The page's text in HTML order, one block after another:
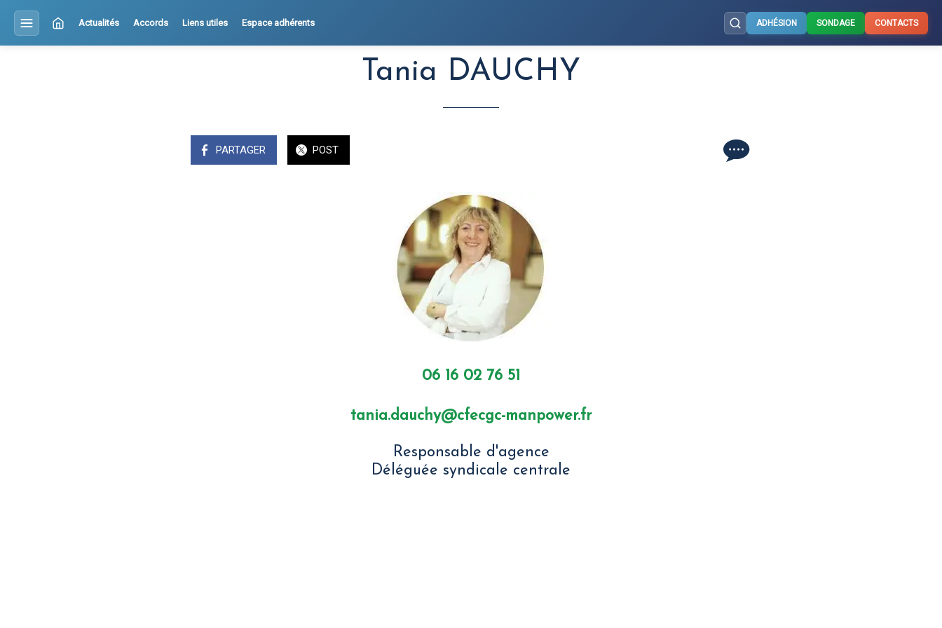
Actualités Accords Liens utiles Espace adhérents ADHÉSION SONDAGE CONTACTS
Tania DAUCHY
PARTAGER POST
06 16 02 76 51
tania.dauchy@cfecgc-manpower.fr
Responsable d'agence
Déléguée syndicale centrale